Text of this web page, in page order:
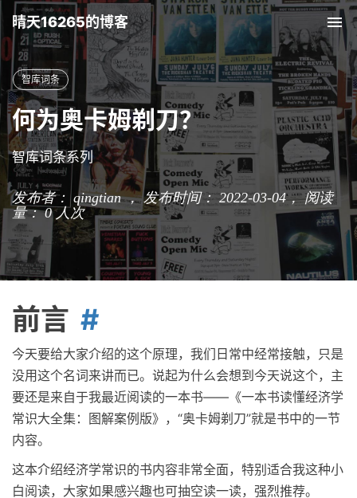
晴天16265的博客
智库词条
何为奥卡姆剃刀？
智库词条系列
发布者： qingtian ， 发布时间： 2022-03-04，阅读
量： 0人次
前言
今天要给大家介绍的这个原理，我们日常中经常接触，只是
没用这个名词来讲而已。说起为什么会想到今天说这个，主
要还是来自于我最近阅读的一本书——《一本书读懂经济学
常识大全集：图解案例版》，“奥卡姆剃刀”就是书中的一节
内容。
这本介绍经济学常识的书内容非常全面，特别适合我这种小
白阅读，大家如果感兴趣也可抽空读一读，强烈推荐。